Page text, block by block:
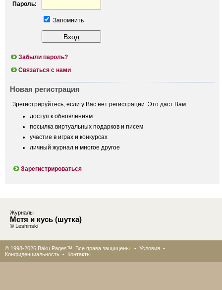
Пароль:
Запомнить
Забыли пароль?
Связаться с нами
Новая регистрация
Зрегистрируйтесь, если у Вас нет регистрации. Это даст Вам:
доступ к обновлениям
посылка виртуальных подарков и писем
участие в играх и конкурсах
личный журнал и многое другое
Зарегистрироваться
Журналы
Мстя и кусь (шутка)
© Leshinski
© 1998-2026 Baku Pages™. Все права защищены • Условия •
Конфиденциальность • Контакты